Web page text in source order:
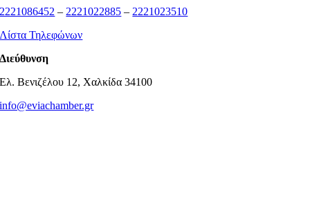
2221086452 – 2221022885 – 2221023510
Λίστα Τηλεφώνων
Διεύθυνση
Ελ. Βενιζέλου 12, Χαλκίδα 34100
info@eviachamber.gr